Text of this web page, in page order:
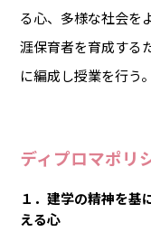
る心、多様な社会を
涯保育者を育成する
に編成し授業を行う
ディプロマポリ
１．建学の精神を基
える心